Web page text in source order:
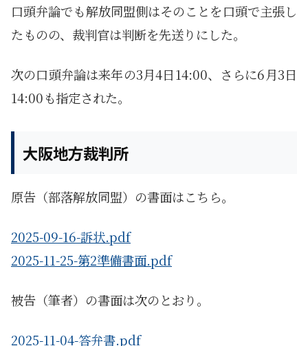
口頭弁論でも解放同盟側はそのことを口頭で主張し
たものの、裁判官は判断を先送りにした。
次の口頭弁論は来年の3月4日14:00、さらに6月3日
14:00も指定された。
大阪地方裁判所
原告（部落解放同盟）の書面はこちら。
2025-09-16-訴状.pdf
2025-11-25-第2準備書面.pdf
被告（筆者）の書面は次のとおり。
2025-11-04-答弁書.pdf